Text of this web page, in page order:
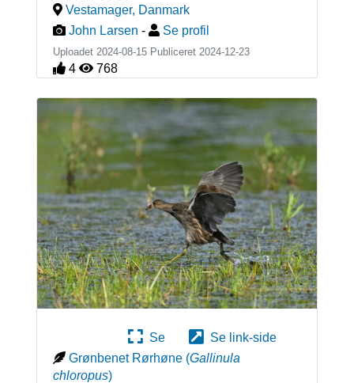
Vestamager, Danmark
John Larsen - Se profil
Uploadet 2024-08-15 Publiceret 2024-12-23
4 768
Se
Se link-side
Grønbenet Rørhøne (Gallinula
chloropus)